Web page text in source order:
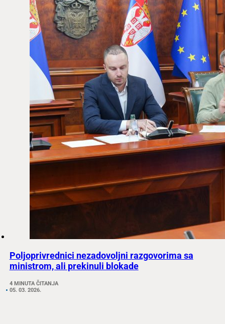
Poljoprivrednici nezadovoljni razgovorima sa
ministrom, ali prekinuli blokade
4 MINUTA ČITANJA
05. 03. 2026.